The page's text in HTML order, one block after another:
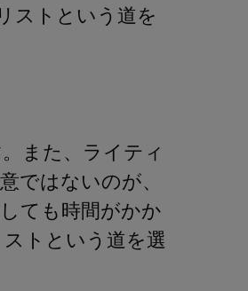
ストという道を
また、ライティ
ではないのが、
ても時間がかか
トという道を選